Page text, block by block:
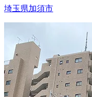
埼玉県加須市